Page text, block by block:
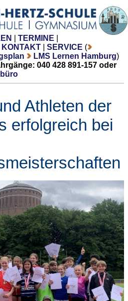
TERMINE
KONTAKT SERVICE (
LMS Lernen Hamburg)
040 428 891-157 oder
Athleten der
erfolgreich bei